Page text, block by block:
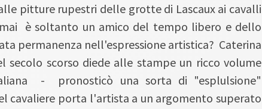
pitture rupestri delle grotte di Lascaux ai cavalli
è soltanto un amico del tempo libero e dello
permanenza nell'espressione artistica? Caterina
scorso diede alle stampe un ricco volume
- pronosticò una sorta di "esplulsione"
cavaliere porta l'artista a un argomento superato